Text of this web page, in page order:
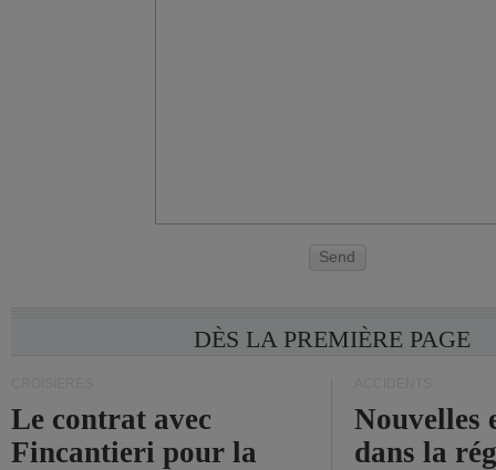
Send
DÈS LA PREMIÈRE PAGE
Le contrat avec
Fincantieri pour la
Nouvelles
dans la